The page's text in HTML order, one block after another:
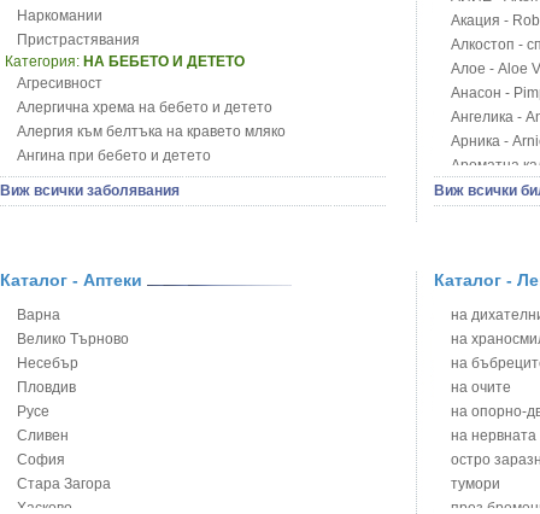
Наркомании
Пристрастявания
Категория: НА БЕБЕТО И ДЕТЕТО
Агресивност
Алергична хрема на бебето и детето
Алергия към белтъка на кравето мляко
Ангина при бебето и детето
Анемия при бебето и детето
Апетит - пълни деца
Бронхиална астма при бебето и детето
Варицела
Висока температура на бебето и детето
Възпаление на ушите на бебето и детето
Глисти
Грижа за пъпа на новороденото
Грип при бебето и детето
Гърч
Да отгледам и възпитам детето си
Виж всички заболявания
Акация -
Алкостоп -
Алое - Aloe
Анасон -
Ангелика -
Арника -
Ароматна
Арония -
Блатен
Блян
Бобови
Божур -
Борови
Босилек -
Брей -
Брош -
Бръшлян -
Бряст -
Виж всички
Каталог - Аптеки
Варна
Велико Търново
Несебър
Пловдив
Русе
Сливен
София
Стара Загора
Хасково
Каталог -
на
на
на
на очите
на опорно-
на нервната
остро
тумори
през